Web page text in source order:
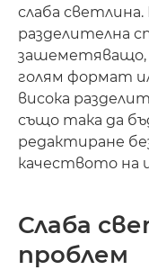
слаба
разделителна
зашеметяващо,
голям формат
висока
също така да
редактиране
качеството на
Слаба
проблем